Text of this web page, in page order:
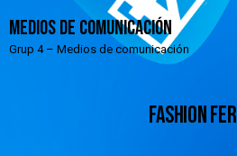
Medios de comunicación
Grup 4 – Medios de comunicación
FASHION FER